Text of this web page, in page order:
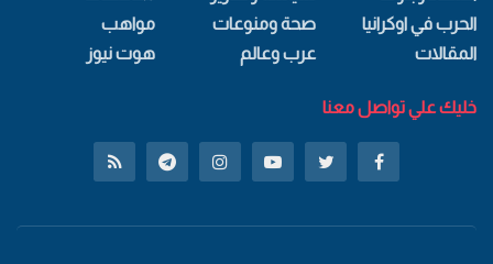
الحرب في اوكرانيا
المقالات
صحة ومنوعات
عرب وعالم
مواهب
هوت نيوز
خليك علي تواصل معنا